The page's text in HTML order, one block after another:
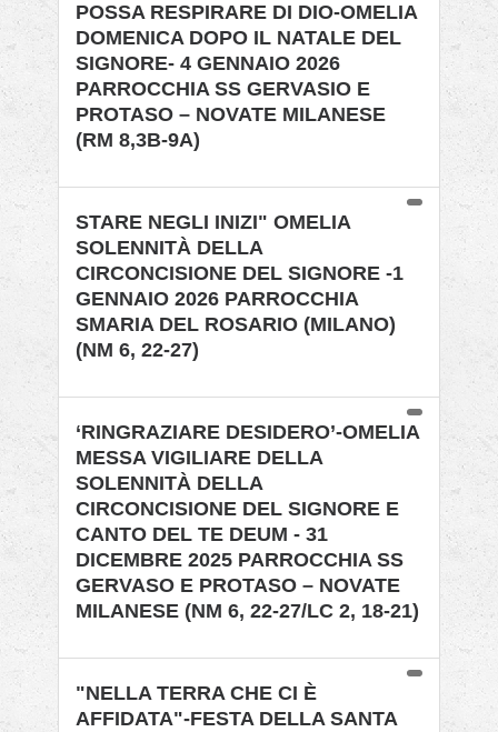
POSSA RESPIRARE DI DIO-OMELIA
DOMENICA DOPO IL NATALE DEL
SIGNORE- 4 GENNAIO 2026
PARROCCHIA SS GERVASIO E
PROTASO – NOVATE MILANESE
(RM 8,3B-9A)
STARE NEGLI INIZI" OMELIA
SOLENNITÀ DELLA
CIRCONCISIONE DEL SIGNORE -1
GENNAIO 2026 PARROCCHIA
SMARIA DEL ROSARIO (MILANO)
(NM 6, 22-27)
‘RINGRAZIARE DESIDERO’-OMELIA
MESSA VIGILIARE DELLA
SOLENNITÀ DELLA
CIRCONCISIONE DEL SIGNORE E
CANTO DEL TE DEUM - 31
DICEMBRE 2025 PARROCCHIA SS
GERVASO E PROTASO – NOVATE
MILANESE (NM 6, 22-27/LC 2, 18-21)
"NELLA TERRA CHE CI È
AFFIDATA"-FESTA DELLA SANTA